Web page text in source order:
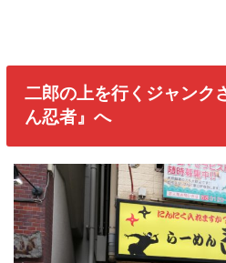
二郎の上を行くジャンク
ん忍者』へ